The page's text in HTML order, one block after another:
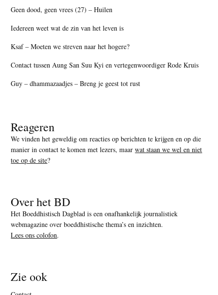
Geen dood, geen vrees (27) – Huilen
Iedereen weet wat de zin van het leven is
Ksaf – Moeten we streven naar het hogere?
Contact tussen Aung San Suu Kyi en vertegenwoordiger Rode Kruis
Guy – dhammazaadjes – Breng je geest tot rust
Reageren
We vinden het geweldig om reacties op berichten te krijgen en op die
manier in contact te komen met lezers, maarwat staan we wel en niet
toe op de site?
Over het BD
Het Boeddhistisch Dagblad is een onafhankelijk journalistiek
webmagazine over boeddhistische thema’s en inzichten.
Lees ons colofon.
Zie ook